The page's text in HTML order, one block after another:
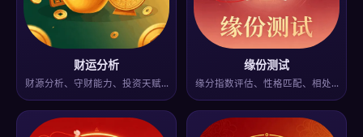
财运分析
财源分析、守财能力、投资天赋…
缘份测试
缘分指数评估、性格匹配、相处…